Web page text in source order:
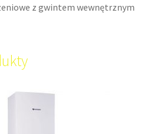
z gwintem wewnętrznym